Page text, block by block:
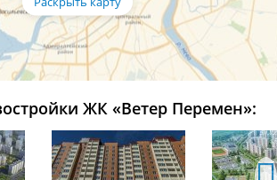
ЖК «Ветер Перемен»: